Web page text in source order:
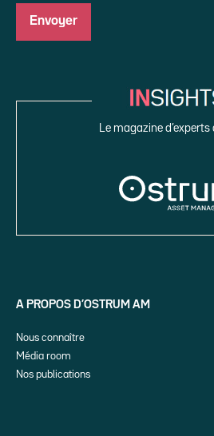
Le magazine d’experts
A PROPOS D’OSTRUM AM
Nous connaître
Média room
Nos publications